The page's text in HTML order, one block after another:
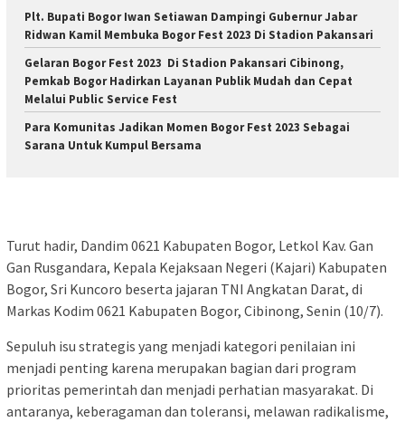
Plt. Bupati Bogor Iwan Setiawan Dampingi Gubernur Jabar
Ridwan Kamil Membuka Bogor Fest 2023 Di Stadion Pakansari
Gelaran Bogor Fest 2023 Di Stadion Pakansari Cibinong,
Pemkab Bogor Hadirkan Layanan Publik Mudah dan Cepat
Melalui Public Service Fest
Para Komunitas Jadikan Momen Bogor Fest 2023 Sebagai
Sarana Untuk Kumpul Bersama
Turut hadir, Dandim 0621 Kabupaten Bogor, Letkol Kav. Gan
Gan Rusgandara, Kepala Kejaksaan Negeri (Kajari) Kabupaten
Bogor, Sri Kuncoro beserta jajaran TNI Angkatan Darat, di
Markas Kodim 0621 Kabupaten Bogor, Cibinong, Senin (10/7).
Sepuluh isu strategis yang menjadi kategori penilaian ini
menjadi penting karena merupakan bagian dari program
prioritas pemerintah dan menjadi perhatian masyarakat. Di
antaranya, keberagaman dan toleransi, melawan radikalisme,